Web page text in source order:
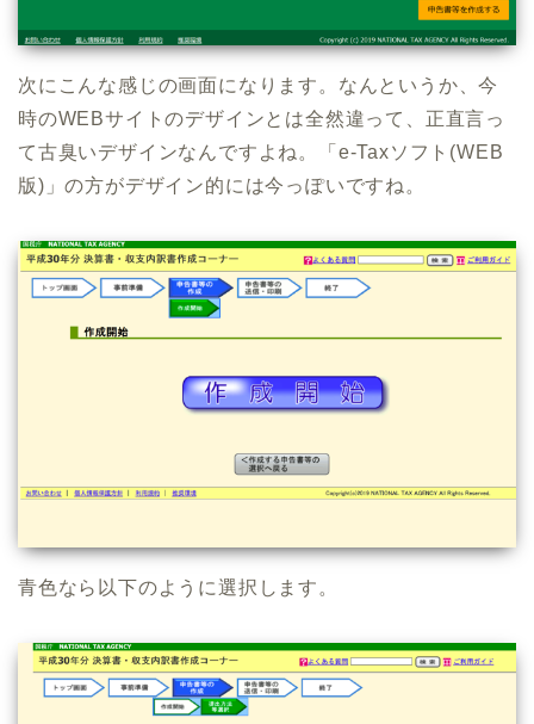
次にこんな感じの画面になります。なんというか、今
時のWEBサイトのデザインとは全然違って、正直言っ
て古臭いデザインなんですよね。「e-Taxソフト(WEB
版)」の方がデザイン的には今っぽいですね。
青色なら以下のように選択します。